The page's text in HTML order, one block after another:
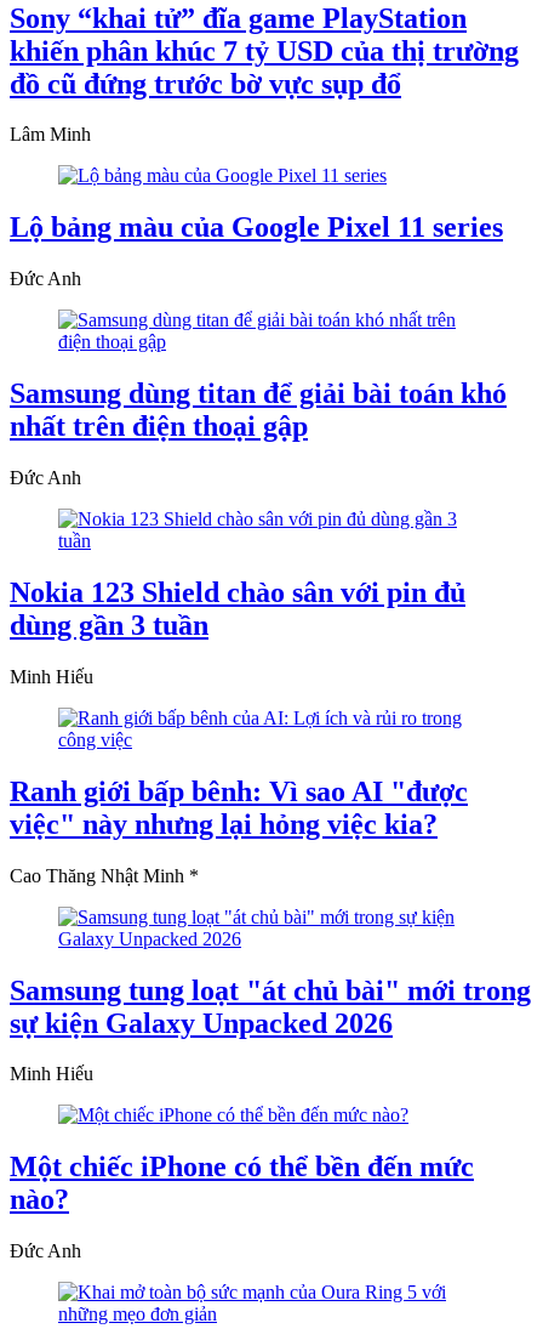
Sony “khai tử” đĩa game PlayStation
khiến phân khúc 7 tỷ USD của thị trường
đồ cũ đứng trước bờ vực sụp đổ
Lâm Minh
Lộ bảng màu của Google Pixel 11 series
Đức Anh
Samsung dùng titan để giải bài toán khó
nhất trên điện thoại gập
Đức Anh
Nokia 123 Shield chào sân với pin đủ
dùng gần 3 tuần
Minh Hiếu
Ranh giới bấp bênh: Vì sao AI "được
việc" này nhưng lại hỏng việc kia?
Cao Thăng Nhật Minh *
Samsung tung loạt "át chủ bài" mới trong
sự kiện Galaxy Unpacked 2026
Minh Hiếu
Một chiếc iPhone có thể bền đến mức
nào?
Đức Anh